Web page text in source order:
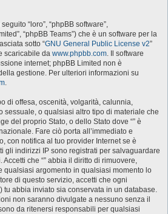
“loro”, “phpBB software”,
“phpBB Teams”) che è un software per la
sotto “GNU General Public License v2”
scaricabile da www.phpbb.com. Il software
internet; phpBB Limited non è
gestione. Per ulteriori informazioni su
.
di offesa, oscenità, volgarità, calunnia,
sessuale, o qualsiasi altro tipo di materiale che
del proprio Stato, o dello Stato dove “” è
Fare ciò porta all’immediato e
con notifica al tuo provider Internet se è
gli indirizzi IP sono registrati per salvaguardare
che “” abbia il diritto di rimuovere,
qualsiasi argomento in qualsiasi momento lo
di questo servizio, accetti che ogni
tu abbia inviato sia conservata in un database.
non saranno divulgate a nessuno senza il
da ritenersi responsabili per qualsiasi